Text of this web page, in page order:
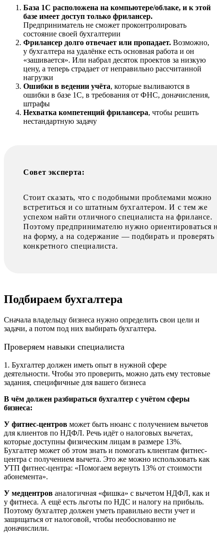
База 1С расположена на компьютере/облаке, и к этой
базе имеет доступ только фрилансер.
Предприниматель не сможет проконтролировать
состояние своей бухгалтерии
Фрилансер долго отвечает или пропадает. Возможно,
у бухгалтера на удалёнке есть основная работа и он
«зашивается». Или набрал десяток проектов за низкую
цену, а теперь страдает от неправильно рассчитанной
нагрузки
Ошибки в ведении учёта, которые выливаются в
ошибки в базе 1С, в требования от ФНС, доначисления,
штрафы
Нехватка компетенций фрилансера, чтобы решить
нестандартную задачу
Совет эксперта:
Стоит сказать, что с подобными проблемами можно
встретиться и со штатным бухгалтером. И с тем же
успехом найти отличного специалиста на фрилансе.
Поэтому предпринимателю нужно ориентироваться
на форму, а на содержание — подбирать и проверять
конкретного специалиста.
Подбираем бухгалтера
Сначала владельцу бизнеса нужно определить свои цели и
задачи, а потом под них выбирать бухгалтера.
Проверяем навыки специалиста
1. Бухгалтер должен иметь опыт в нужной сфере
деятельности. Чтобы это проверить, можно дать ему тестовые
задания, специфичные для вашего бизнеса
В чём должен разбираться бухгалтер с учётом сферы
бизнеса:
У фитнес-центров может быть нюанс с получением вычетов
для клиентов по НДФЛ. Речь идёт о налоговых вычетах,
которые доступны физическим лицам в размере 13%.
Бухгалтер может об этом знать и помогать клиентам фитнес-
центра с получением вычета. Это же можно использовать как
УТП фитнес-центра: «Помогаем вернуть 13% от стоимости
абонемента».
У медцентров аналогичная «фишка» с вычетом НДФЛ, как и
у фитнеса. А ещё есть льготы по НДС и налогу на прибыль.
Поэтому бухгалтер должен уметь правильно вести учет и
защищаться от налоговой, чтобы необоснованно не
доначислили.